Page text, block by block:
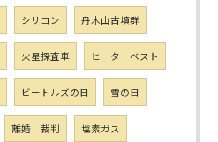
シリコン 舟木山古墳群
火星探査車 ヒーターベスト
ビートルズの日 雪の日
離婚 裁判 塩素ガス